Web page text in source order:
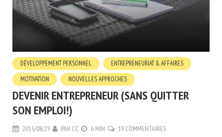
DÉVELOPPEMENT PERSONNEL
ENTREPRENEURIAT & AFFAIRES
MOTIVATION
NOUVELLES APPROCHES
DEVENIR ENTREPRENEUR (SANS QUITTER
SON EMPLOI!)
2015/08/29 PAR CC 6 MIN 19 COMMENTAIRES